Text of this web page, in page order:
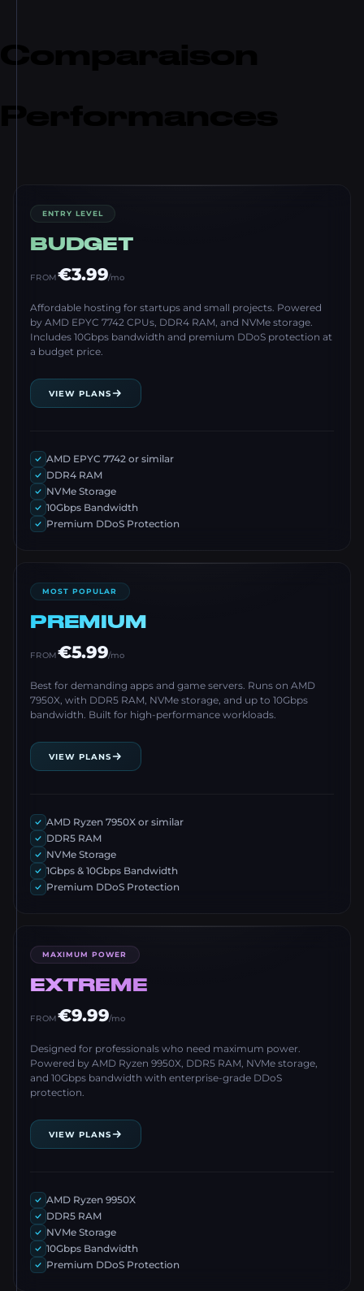
ENTRY LEVEL
BUDGET
FROM€3.99/mo
Affordable hosting for startups and small projects. Powered
by AMD EPYC 7742 CPUs, DDR4 RAM, and NVMe storage.
Includes 10Gbps bandwidth and premium DDoS protection at
a budget price.
VIEW PLANS
AMD EPYC 7742 or similar
DDR4 RAM
NVMe Storage
10Gbps Bandwidth
Premium DDoS Protection
MOST POPULAR
PREMIUM
FROM€5.99/mo
Best for demanding apps and game servers. Runs on AMD
7950X, with DDR5 RAM, NVMe storage, and up to 10Gbps
bandwidth. Built for high-performance workloads.
VIEW PLANS
AMD Ryzen 7950X or similar
DDR5 RAM
NVMe Storage
1Gbps & 10Gbps Bandwidth
Premium DDoS Protection
MAXIMUM POWER
EXTREME
FROM€9.99/mo
Designed for professionals who need maximum power.
Powered by AMD Ryzen 9950X, DDR5 RAM, NVMe storage,
and 10Gbps bandwidth with enterprise-grade DDoS
protection.
VIEW PLANS
AMD Ryzen 9950X
DDR5 RAM
NVMe Storage
10Gbps Bandwidth
Premium DDoS Protection